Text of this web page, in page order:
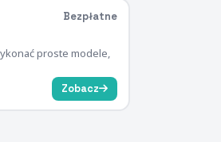
Bezpłatne
proste modele,
Zobacz